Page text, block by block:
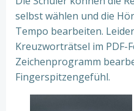
selbst wählen und die
Tempo bearbeiten.
Kreuzworträtsel im PDF-
Zeichenprogramm
Fingerspitzengefühl.